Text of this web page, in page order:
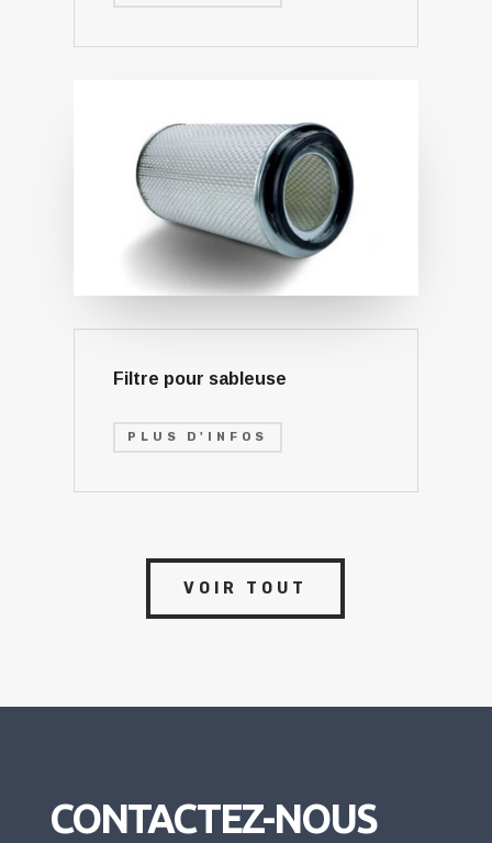
Filtre pour sableuse
PLUS D'INFOS
VOIR TOUT
CONTACTEZ-NOUS